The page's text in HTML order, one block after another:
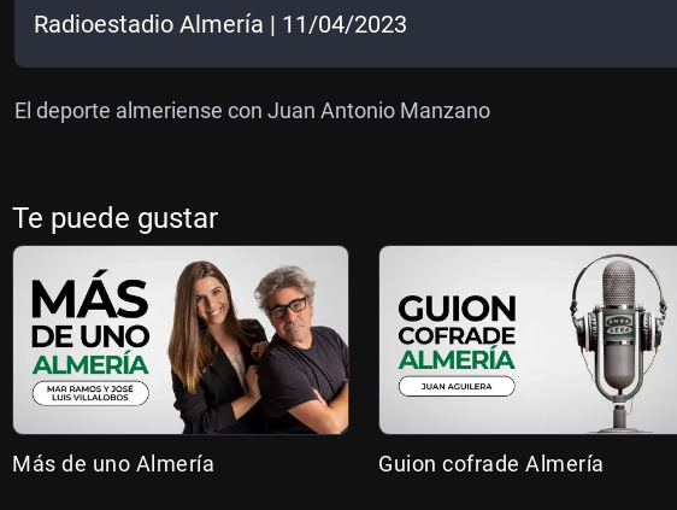
Radioestadio Almería | 11/04/2023
El deporte almeriense con Juan Antonio Manzano
Te puede gustar
Más de uno Almería Guion cofrade Almería